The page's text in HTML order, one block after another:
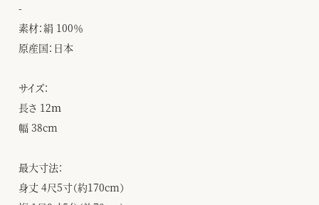
-
素材：絹 100％
原産国：日本
サイズ：
長さ 12ｍ
幅 38cm
最大寸法：
身丈 4尺5寸（約170cm）